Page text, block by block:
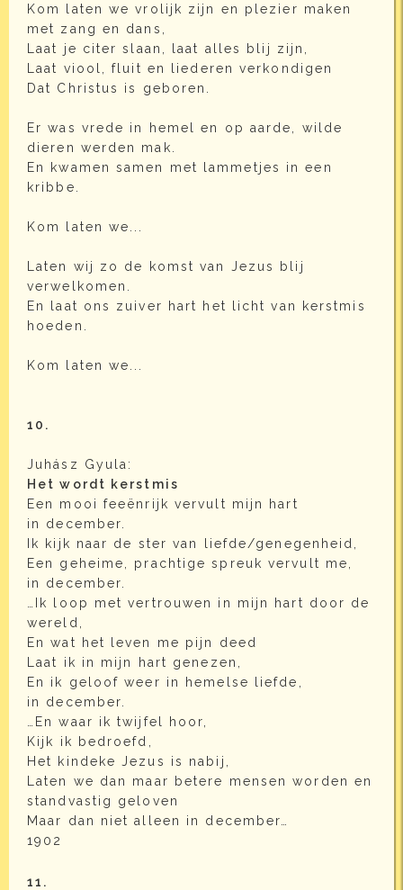
Kom laten we vrolijk zijn en plezier maken
met zang en dans,
Laat je citer slaan, laat alles blij zijn,
Laat viool, fluit en liederen verkondigen
Dat Christus is geboren.
Er was vrede in hemel en op aarde, wilde
dieren werden mak.
En kwamen samen met lammetjes in een
kribbe.
Kom laten we...
Laten wij zo de komst van Jezus blij
verwelkomen.
En laat ons zuiver hart het licht van kerstmis
hoeden.
Kom laten we...
10.
Juhász Gyula:
Het wordt kerstmis
Een mooi feeënrijk vervult mijn hart
in december.
Ik kijk naar de ster van liefde/genegenheid,
Een geheime, prachtige spreuk vervult me,
in december.
…Ik loop met vertrouwen in mijn hart door de
wereld,
En wat het leven me pijn deed
Laat ik in mijn hart genezen,
En ik geloof weer in hemelse liefde,
in december.
…En waar ik twijfel hoor,
Kijk ik bedroefd,
Het kindeke Jezus is nabij,
Laten we dan maar betere mensen worden en
standvastig geloven
Maar dan niet alleen in december…
1902
11.